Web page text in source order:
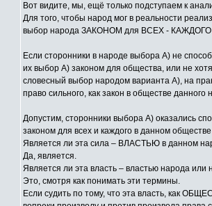
Вот видите, мы, ещё только подступаем к
Для того, чтобы народ мог в реальности
выбор народа ЗАКОНОМ для ВСЕХ - КАЖДОГО
Если сторонники в народе выбора А) не
их выбор А) законом для общества, или не
словесный выбор народом варианта А), на
право сильного, как закон в обществе данного
Допустим, сторонники выбора А) оказались
законом для всех и каждого в данном
Является ли эта сила – ВЛАСТЬЮ в данном
Да, является.
Является ли эта власть – властью народа или
Это, смотря как понимать эти термины.
Если судить по тому, что эта власть, как